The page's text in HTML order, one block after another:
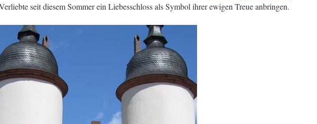
seit diesem Sommer ein Liebesschloss als Symbol ihrer ewigen Treue anbringen.